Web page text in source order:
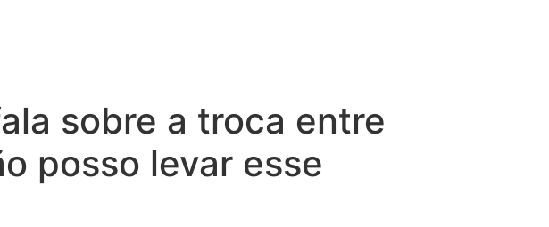
sobre a troca entre
posso levar esse